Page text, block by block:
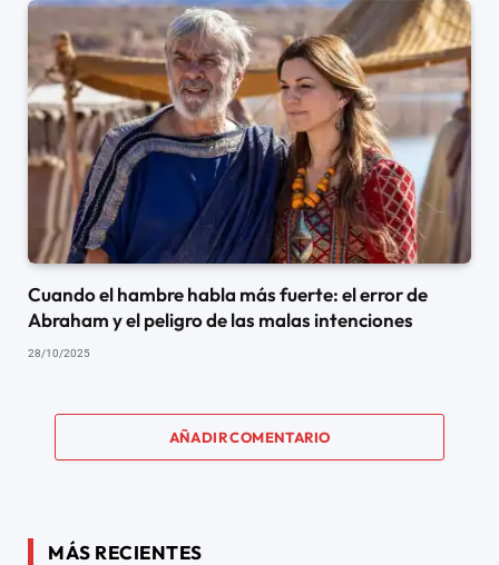
Cuando el hambre habla más fuerte: el error de
Abraham y el peligro de las malas intenciones
28/10/2025
AÑADIR COMENTARIO
MÁS RECIENTES